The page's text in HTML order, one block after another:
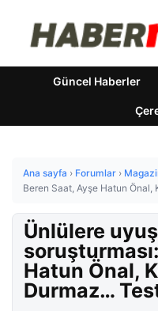
Güncel Haberler
Ana sayfa › Forumlar ›
Beren Saat, Ayşe Hatun Önal,
Ünlülere
Hatun Önal,
Durmaz…